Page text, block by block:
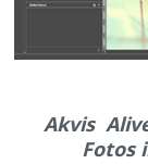
Akvis
Fotos